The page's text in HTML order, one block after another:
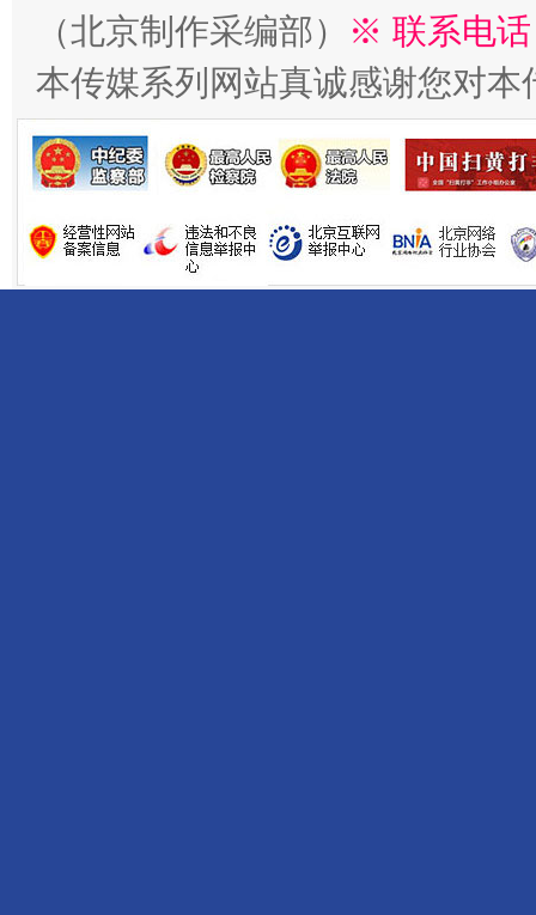
受贿1.44亿！段成刚被判无期 从幼
（北京制作采编部）
※ 联系电
本传媒系列网站真诚感谢您对